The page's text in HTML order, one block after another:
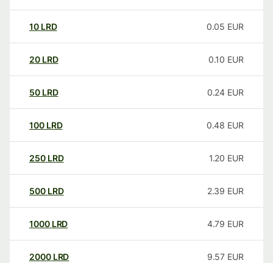
10 LRD 0.05 EUR
20 LRD 0.10 EUR
50 LRD 0.24 EUR
100 LRD 0.48 EUR
250 LRD 1.20 EUR
500 LRD 2.39 EUR
1000 LRD 4.79 EUR
2000 LRD 9.57 EUR